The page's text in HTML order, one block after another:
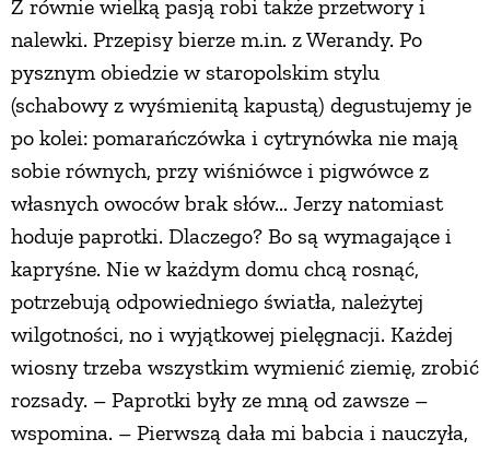
Z równie wielką pasją robi także przetwory i
nalewki. Przepisy bierze m.in. z Werandy. Po
pysznym obiedzie w staropolskim stylu
(schabowy z wyśmienitą kapustą) degustujemy je
po kolei: pomarańczówka i cytrynówka nie mają
sobie równych, przy wiśniówce i pigwówce z
własnych owoców brak słów... Jerzy natomiast
hoduje paprotki. Dlaczego? Bo są wymagające i
kapryśne. Nie w każdym domu chcą rosnąć,
potrzebują odpowiedniego światła, należytej
wilgotności, no i wyjątkowej pielęgnacji. Każdej
wiosny trzeba wszystkim wymienić ziemię, zrobić
rozsady. – Paprotki były ze mną od zawsze –
wspomina. – Pierwszą dała mi babcia i nauczyła,